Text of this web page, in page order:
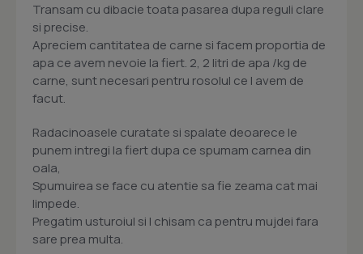
Transam cu dibacie toata pasarea dupa reguli clare
si precise.
Apreciem cantitatea de carne si facem proportia de
apa ce avem nevoie la fiert. 2, 2 litri de apa /kg de
carne, sunt necesari pentru rosolul ce l avem de
facut.
Radacinoasele curatate si spalate deoarece le
punem intregi la fiert dupa ce spumam carnea din
oala,
Spumuirea se face cu atentie sa fie zeama cat mai
limpede.
Pregatim usturoiul si l chisam ca pentru mujdei fara
sare prea multa.